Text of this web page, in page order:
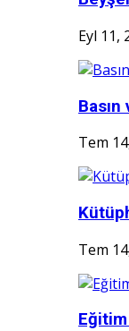
Eyl 11,
Basın
Tem
Tem